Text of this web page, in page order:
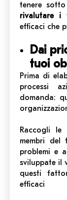
tenere sotto
rivalutare i
efficaci che
Dai
tuoi
Prima di
processi
domanda:
Raccogli
membri del
problemi e
sviluppate il
questi
efficaci